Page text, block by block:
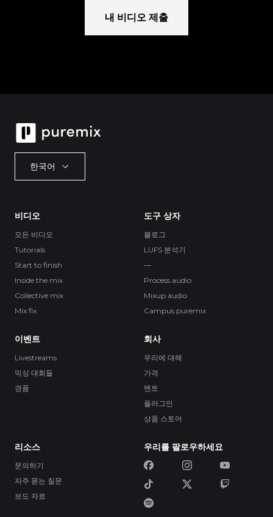
내 비디오 제출
한국어
비디오
모든 비디오
Tutorials
Start to finish
Inside the mix
Collective mix
Mix fix
도구 상자
블로그
LUFS 분석기
—
Process.audio
Mixup.audio
Campus.puremix
이벤트
Livestreams
믹싱 대회들
경품
회사
우리에 대해
가격
멘토
플러그인
상품 스토어
리소스
문의하기
자주 묻는 질문
보도 자료
우리를 팔로우하세요